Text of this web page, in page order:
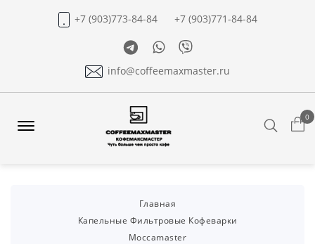
+7 (903)773-84-84
+7 (903)771-84-84
TelegramWhatsapp
Viber
info@coffeemaxmaster.ru
0
Главная
Капельные Фильтровые Кофеварки
Moccamaster